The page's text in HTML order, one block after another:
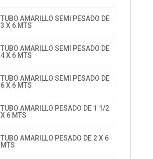
TUBO AMARILLO SEMI PESADO DE
3 X 6 MTS
TUBO AMARILLO SEMI PESADO DE
4 X 6 MTS
TUBO AMARILLO SEMI PESADO DE
6 X 6 MTS
TUBO AMARILLO PESADO DE 1 1/2
X 6 MTS
TUBO AMARILLO PESADO DE 2 X 6
MTS